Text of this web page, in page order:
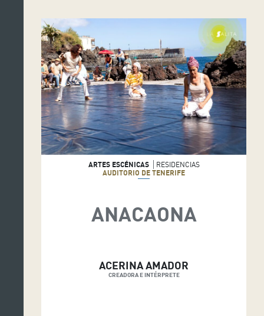
ARTES ESCÉNICAS
RESIDENCIAS
AUDITORIO DE TENERIFE
ANACAONA
ACERINA AMADOR
CREADORA E INTÉRPRETE